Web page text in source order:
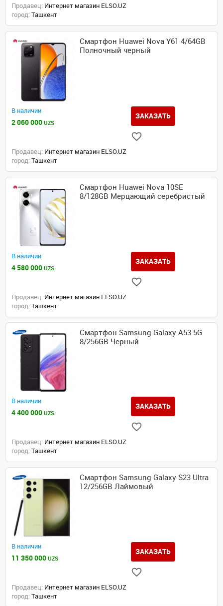
Продавец: Интернет магазин ELSO.UZ
город: Ташкент
Смартфон Huawei Nova Y61 4/64GB
Полночный черный
В наличии
2 060 000 UZS
ЗАКАЗАТЬ
Продавец: Интернет магазин ELSO.UZ
город: Ташкент
Смартфон Huawei Nova 10SE
8/128GB Мерцающий серебристый
В наличии
4 580 000 UZS
ЗАКАЗАТЬ
Продавец: Интернет магазин ELSO.UZ
город: Ташкент
Смартфон Samsung Galaxy A53 5G
8/256GB Черный
В наличии
4 400 000 UZS
ЗАКАЗАТЬ
Продавец: Интернет магазин ELSO.UZ
город: Ташкент
Смартфон Samsung Galaxy S23 Ultra
12/256GB Лаймовый
В наличии
11 350 000 UZS
ЗАКАЗАТЬ
Продавец: Интернет магазин ELSO.UZ
город: Ташкент